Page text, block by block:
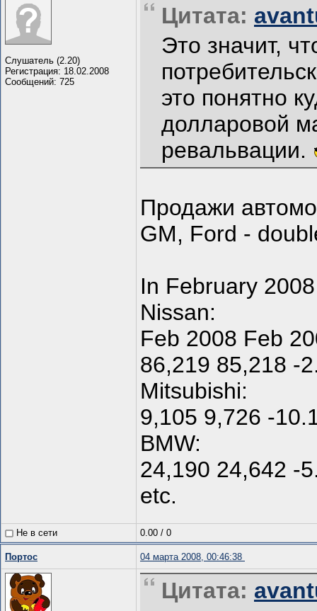
Слушатель (2.20)
Регистрация: 18.02.2008
Сообщений: 725
Цитата:
Это значит,
это понятно
долларовой
ревальвации.
Продажи
GM, Ford -
In February
Nissan:
Feb 2008 Feb
86,219 85,218 -
Mitsubishi:
9,105 9,726 -
BMW:
24,190 24,642 -
etc.
Не в сети 0.00 / 0
Портос 04 марта 2008, 00:46:38
Цитата: